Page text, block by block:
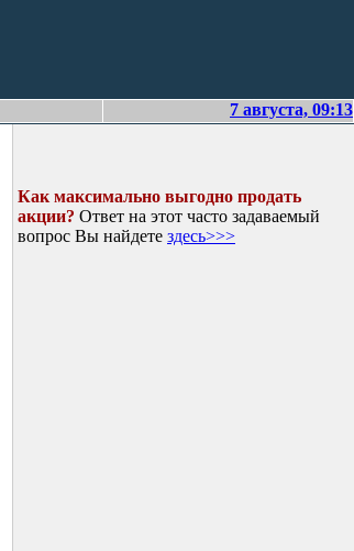
7 августа, 09:13
Как максимально выгодно продать
акции? Ответ на этот часто задаваемый
вопрос Вы найдете здесь>>>